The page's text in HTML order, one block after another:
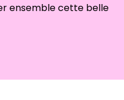
ensemble cette belle